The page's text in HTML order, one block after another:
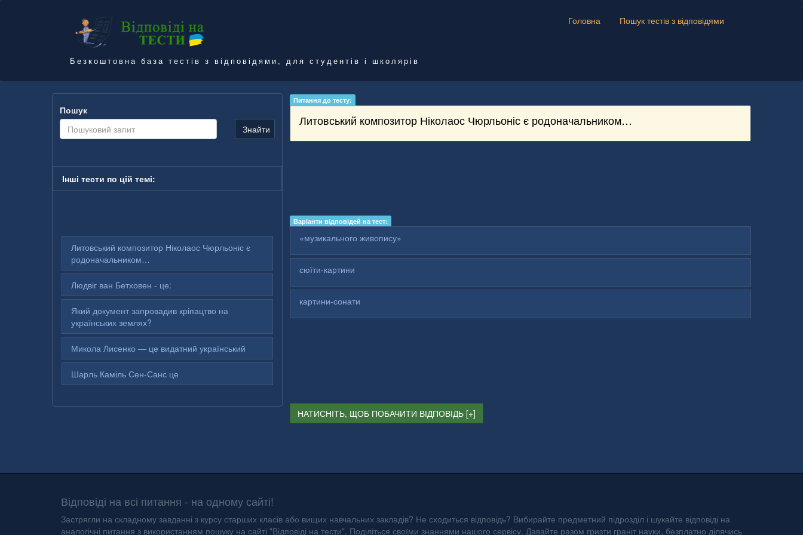
Безкоштовна база тестів з відповідями, для студентів і школярів
Головна Пошук тестів з відповідями
Питання до тесту:
Литовський композитор Ніколаос Чюрльоніс є родоначальником…
Варіанти відповідей на тест:
«музикального живопису»
сюїти-картини
картини-сонати
НАТИСНІТЬ, ЩОБ ПОБАЧИТИ ВІДПОВІДЬ
Пошук
Знайти
Інші тести по цій темі:
Литовський композитор Ніколаос Чюрльоніс є
родоначальником…
Людвіг ван Бетховен - це:
Який документ запровадив кріпацтво на
українських землях?
Микола Лисенко — це видатний український
Шарль Каміль Сен-Санс це
Відповіді на всі питання - на одному сайті!
Застрягли на складному завданні з курсу старших класів або вищих навчальних закладів? Не сходиться відповідь? Вибирайте предметний підрозділ і шукайте відповіді на
аналогічні питання з використанням пошуку на сайті "Відповіді на тести". Поділіться своїми знаннями нашого сервісу. Давайте разом гризти граніт науки, безплатно ділячись